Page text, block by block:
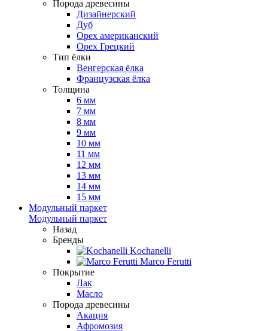
Порода древесины
Дизайнерский
Дуб
Орех американский
Орех Грецкий
Тип ёлки
Венгерская ёлка
Французская ёлка
Толщина
6 мм
7 мм
8 мм
9 мм
10 мм
11 мм
12 мм
13 мм
14 мм
15 мм
Модульный паркет
Модульный паркет
Назад
Бренды
Kochanelli
Marco Ferutti
Покрытие
Лак
Масло
Порода древесины
Акация
Афромозия